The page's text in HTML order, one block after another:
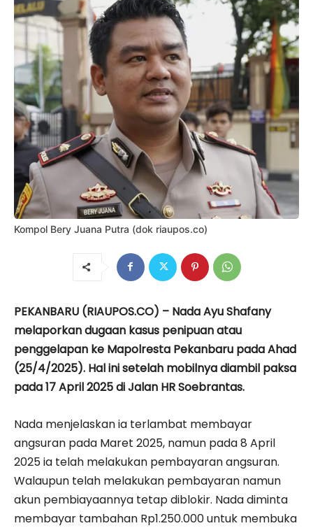
Kompol Bery Juana Putra (dok riaupos.co)
PEKANBARU (RIAUPOS.CO) – Nada Ayu Shafany
melaporkan dugaan kasus penipuan atau
penggelapan ke Mapolresta Pekanbaru pada Ahad
(25/4/2025). Hal ini setelah mobilnya diambil paksa
pada 17 April 2025 di Jalan HR Soebrantas.
Nada menjelaskan ia terlambat membayar
angsuran pada Maret 2025, namun pada 8 April
2025 ia telah melakukan pembayaran angsuran.
Walaupun telah melakukan pembayaran namun
akun pembiayaannya tetap diblokir. Nada diminta
membayar tambahan Rp1.250.000 untuk membuka